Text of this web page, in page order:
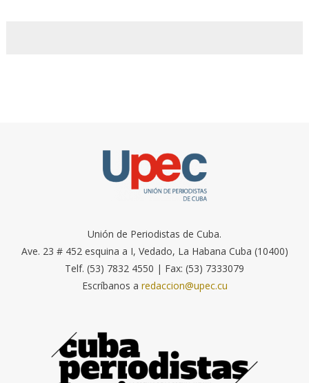
Unión de Periodistas de Cuba.
Ave. 23 # 452 esquina a I, Vedado, La Habana Cuba (10400)
Telf. (53) 7832 4550 | Fax: (53) 7333079
Escríbanos a redaccion@upec.cu